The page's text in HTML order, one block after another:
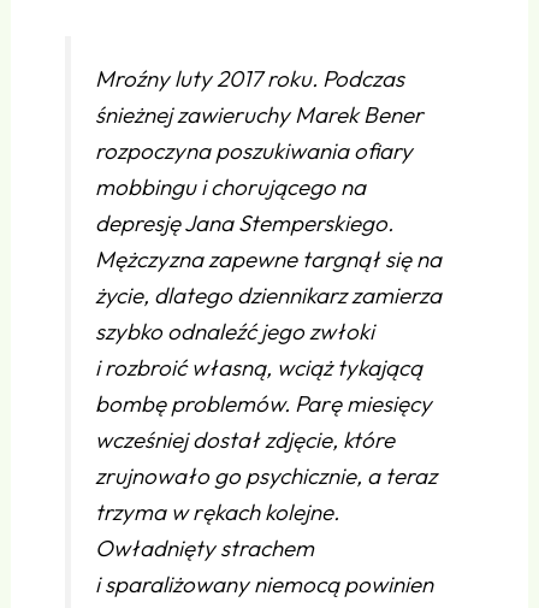
Mroźny luty 2017 roku. Podczas
śnieżnej zawieruchy Marek Bener
rozpoczyna poszukiwania ofiary
mobbingu i chorującego na
depresję Jana Stemperskiego.
Mężczyzna zapewne targnął się na
życie, dlatego dziennikarz zamierza
szybko odnaleźć jego zwłoki
i rozbroić własną, wciąż tykającą
bombę problemów. Parę miesięcy
wcześniej dostał zdjęcie, które
zrujnowało go psychicznie, a teraz
trzyma w rękach kolejne.
Owładnięty strachem
i sparaliżowany niemocą powinien